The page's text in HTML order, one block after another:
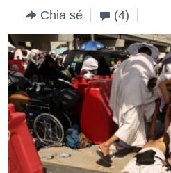
hướng
chính
Đi
tới
"Tìm"
MỤC
TỰ DO BÁO CHÍ
VẠCH TRẦN TIN GIẢ
NGƯỜI VIỆT HẢI NGOẠI
ĐỜI SỐNG
KINH TẾ
KHOA HỌC
CHUYÊN ĐỀ
CHIẾN TRANH THƯƠNG MẠI
TẠI
HÀNH TRÌNH BẦU CỬ 2024
MỘT NĂM CHIẾN TRANH TẠI
GIẢI MÃ VÀNH ĐAI & CON
HỌC TIẾNG ANH
VIDEO
NGHE
MẠNG XÃ HỘI
Chia sẻ (4)